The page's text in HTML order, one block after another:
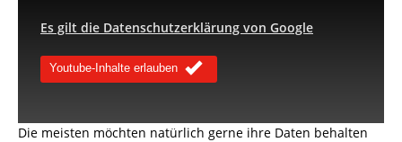
Es gilt die Datenschutzerklärung von Google
Youtube-Inhalte erlauben
Die meisten möchten natürlich gerne ihre Daten behalten